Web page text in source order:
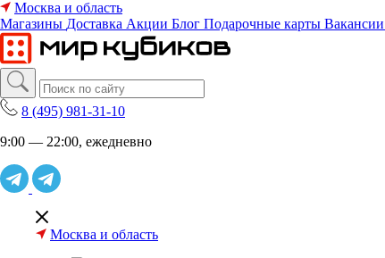
Москва и область
Магазины Доставка Акции Блог Подарочные карты Вакансии
8 (495) 981-31-10
9:00 — 22:00, ежедневно
Москва и область